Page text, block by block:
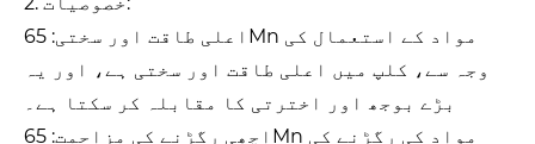
اعلی طاقت اور سختی: 65Mn مواد کے استعمال کی
وجہ سے، کلپ میں اعلی طاقت اور سختی ہے، اور یہ
بڑے بوجھ اور اخترتی کا مقابلہ کر سکتا ہے۔
اچھی رگڑنے کی مزاحمت: 65Mn مواد کی رگڑنے کی